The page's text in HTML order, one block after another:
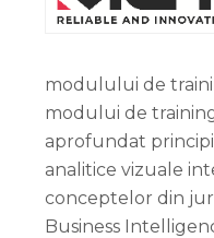
modulului de
modului de
aprofundat
analitice vizuale
conceptelor din
Business